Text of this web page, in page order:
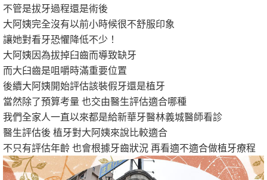
不管是拔牙過程還是術後
大阿姨完全沒有以前小時候很不舒服印象
讓她對看牙恐懼降低不少！
大阿姨因為拔掉臼齒而導致缺牙
而大臼齒是咀嚼時滿重要位置
後續大阿姨開始評估該裝假牙還是植牙
當然除了預算考量 也交由醫生評估適合哪種
我們全家人一直以來都是給新華牙醫林義城醫師看診
醫生評估後 植牙對大阿姨來說比較適合
不只有評估年齡 也會根據牙齒狀況 再看適不適合做植牙療程